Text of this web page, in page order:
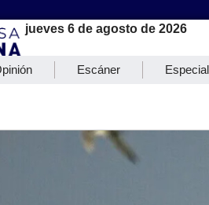
jueves 6 de agosto de 2026
Escáner